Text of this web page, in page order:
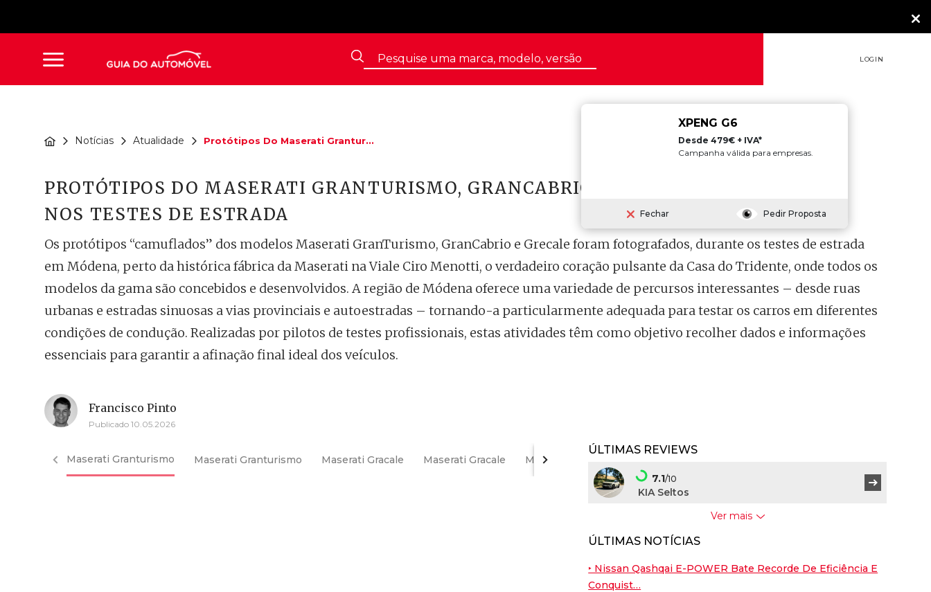
LOGIN
Notícias Atualidade Protótipos Do Maserati Grantur...
PROTÓTIPOS DO MASERATI GRANTURISMO, GRANCABRIO E GRECALE “APANHADOS”
NOS TESTES DE ESTRADA
Os protótipos “camuflados” dos modelos Maserati GranTurismo, GranCabrio e Grecale foram fotografados, durante os testes de estrada
em Módena, perto da histórica fábrica da Maserati na Viale Ciro Menotti, o verdadeiro coração pulsante da Casa do Tridente, onde todos os
modelos da gama são concebidos e desenvolvidos. A região de Módena oferece uma variedade de percursos interessantes – desde ruas
urbanas e estradas sinuosas a vias provinciais e autoestradas – tornando-a particularmente adequada para testar os carros em diferentes
condições de condução. Realizadas por pilotos de testes profissionais, estas atividades têm como objetivo recolher dados e informações
essenciais para garantir a afinação final ideal dos veículos.
Francisco Pinto
Publicado 10.05.2026
Maserati Granturismo Maserati Granturismo Maserati Gracale Maserati Gracale Maserati Grancabrio
ÚLTIMAS REVIEWS
7.1/10
KIA Seltos
BYD Dolphin G
Ver mais
ÚLTIMAS NOTÍCIAS
‣ Nissan Qashqai E-POWER Bate Recorde De Eficiência E
Conquist…
XPENG G6
Desde 479€ + IVA*
Campanha válida para empresas.
Fechar Pedir Proposta